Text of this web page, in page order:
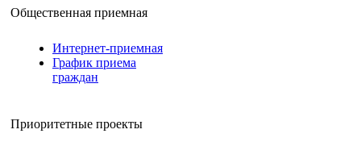
Общественная приемная
Интернет-приемная
График приема
граждан
Приоритетные проекты